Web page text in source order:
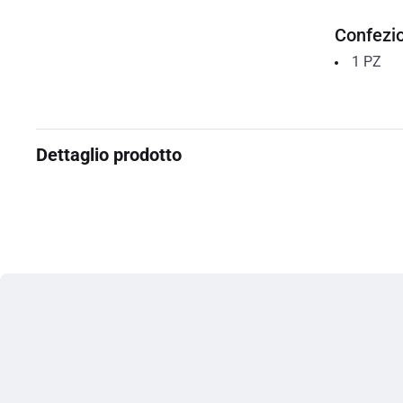
1 PZ
Dettaglio prodotto